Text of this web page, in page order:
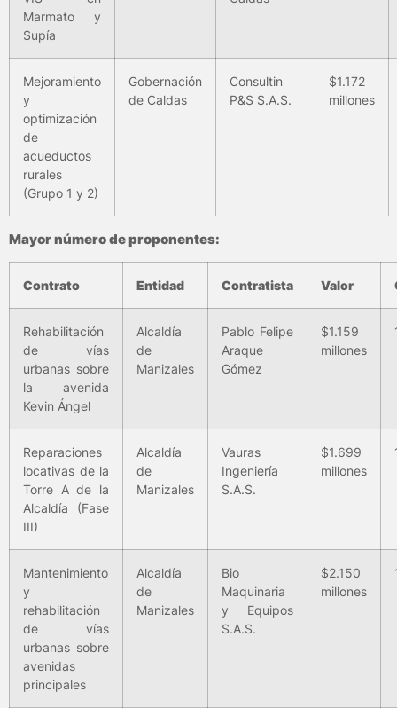
Marmato y
Supía
Mejoramiento
y
optimización
de
acueductos
rurales
(Grupo 1 y 2)
Gobernación
de Caldas
Consultin
P&S S.A.S.
$1.172
millones
Mayor número de proponentes:
Contrato Entidad Contratista Valor
Rehabilitación
de vías
urbanas sobre
la avenida
Kevin Ángel
Alcaldía
de
Manizales
Pablo Felipe
Araque
Gómez
$1.159
millones
Reparaciones
locativas de la
Torre A de la
Alcaldía (Fase
III)
Alcaldía
de
Manizales
Vauras
Ingeniería
S.A.S.
$1.699
millones
Mantenimiento
y
rehabilitación
de vías
urbanas sobre
avenidas
principales
Alcaldía
de
Manizales
Bio
Maquinaria
y Equipos
S.A.S.
$2.150
millones